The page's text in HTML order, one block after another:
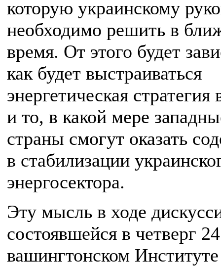
которую украинскому
необходимо решить в
время. От этого будет
как будет выстраиваться
энергетическая стратегия
и то, в какой мере
страны смогут оказать
в стабилизации
энергосектора.
Эту мысль в ходе
состоявшейся в четверг
вашингтонском Институте